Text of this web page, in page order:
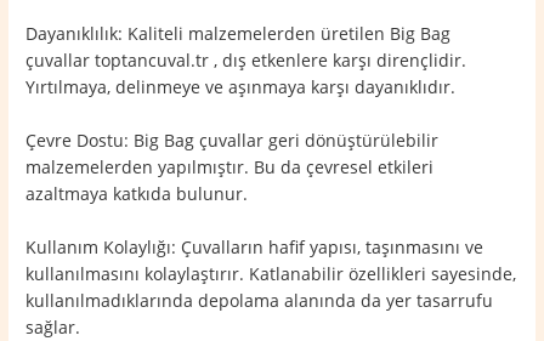
Dayanıklılık: Kaliteli malzemelerden üretilen Big Bag
çuvallar toptancuval.tr , dış etkenlere karşı dirençlidir.
Yırtılmaya, delinmeye ve aşınmaya karşı dayanıklıdır.
Çevre Dostu: Big Bag çuvallar geri dönüştürülebilir
malzemelerden yapılmıştır. Bu da çevresel etkileri
azaltmaya katkıda bulunur.
Kullanım Kolaylığı: Çuvalların hafif yapısı, taşınmasını ve
kullanılmasını kolaylaştırır. Katlanabilir özellikleri sayesinde,
kullanılmadıklarında depolama alanında da yer tasarrufu
sağlar.